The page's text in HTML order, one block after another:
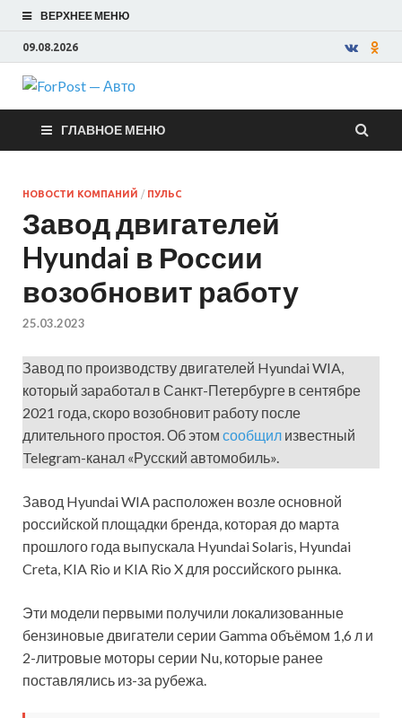
ВЕРХНЕЕ МЕНЮ
09.08.2026
ForPost —
Авто
ГЛАВНОЕ МЕНЮ
НОВОСТИ КОМПАНИЙ / ПУЛЬС
Завод двигателей
Hyundai в России
возобновит работу
25.03.2023
Завод по производству двигателей Hyundai WIA,
который заработал в Санкт-Петербурге в сентябре
2021 года, скоро возобновит работу после
длительного простоя. Об этом сообщил известный
Telegram-канал «Русский автомобиль».
Завод Hyundai WIA расположен возле основной
российской площадки бренда, которая до марта
прошлого года выпускала Hyundai Solaris, Hyundai
Creta, KIA Rio и KIA Rio X для российского рынка.
Эти модели первыми получили локализованные
бензиновые двигатели серии Gamma объёмом 1,6 л и
2-литровые моторы серии Nu, которые ранее
поставлялись из-за рубежа.